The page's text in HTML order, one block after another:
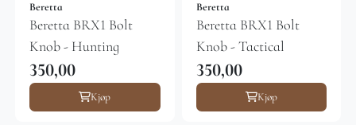
Beretta
Beretta BRX1 Bolt
Knob - Hunting
350,00
Kjøp
Beretta
Beretta BRX1 Bolt
Knob - Tactical
350,00
Kjøp